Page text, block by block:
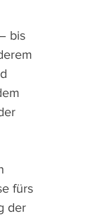
bis
fürs
der